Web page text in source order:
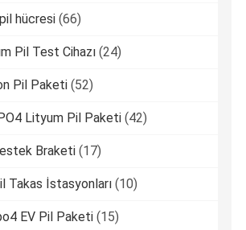
hücresi (66)
Pil Test Cihazı (24)
Pil Paketi (52)
Lityum Pil Paketi (42)
Braketi (17)
Takas İstasyonları (10)
EV Pil Paketi (15)